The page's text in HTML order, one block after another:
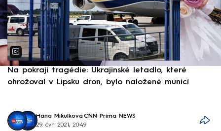
Na pokraji tragédie: Ukrajinské letadlo, které
ohrožoval v Lipsku dron, bylo naložené municí
Hana Mikulková, CNN Prima NEWS
29. čvn 2021, 20:49